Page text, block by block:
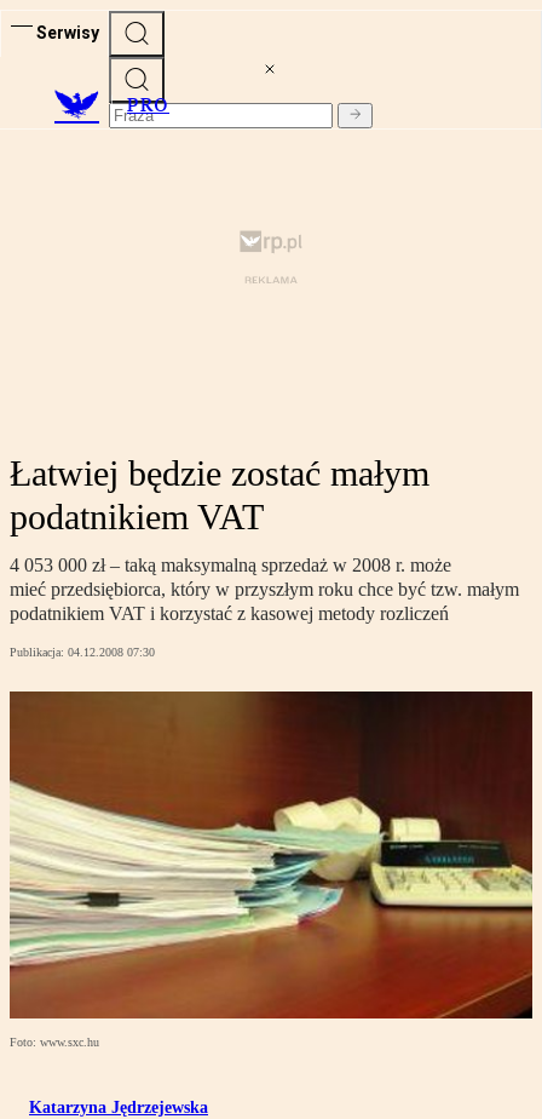
Serwisy
PRO
Łatwiej będzie zostać małym
podatnikiem VAT
4 053 000 zł – taką maksymalną sprzedaż w 2008 r. może
mieć przedsiębiorca, który w przyszłym roku chce być tzw. małym
podatnikiem VAT i korzystać z kasowej metody rozliczeń
Publikacja: 04.12.2008 07:30
Foto: www.sxc.hu
Katarzyna Jędrzejewska